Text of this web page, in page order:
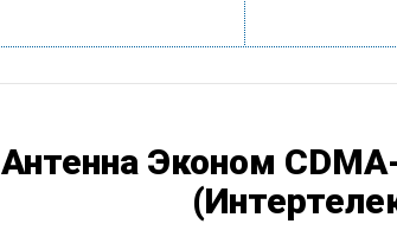
Антенна Эконом